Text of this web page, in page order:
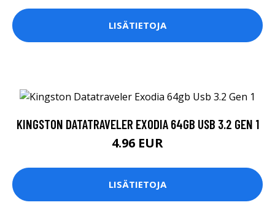
LISÄTIETOJA
KINGSTON DATATRAVELER EXODIA 64GB USB 3.2 GEN 1
4.96 EUR
LISÄTIETOJA